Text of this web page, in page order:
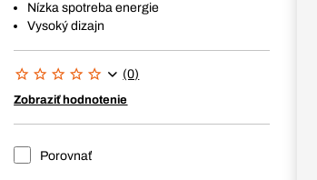
Nízka spotreba energie
Vysoký dizajn
(0)
Zobraziť hodnotenie
Porovnať